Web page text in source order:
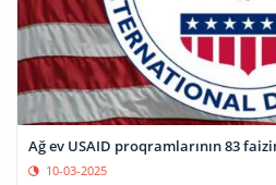
Ağ ev USAID proqramlarının 83
10-03-2025